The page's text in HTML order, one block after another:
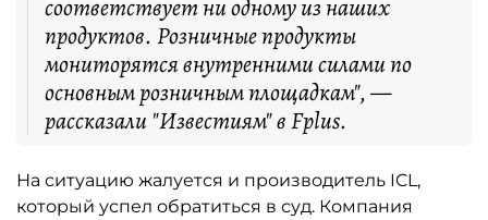
соответствует ни одному из наших
продуктов. Розничные продукты
мониторятся внутренними силами по
основным розничным площадкам", —
рассказали "Известиям" в Fplus.
На ситуацию жалуется и производитель ICL,
который успел обратиться в суд. Компания